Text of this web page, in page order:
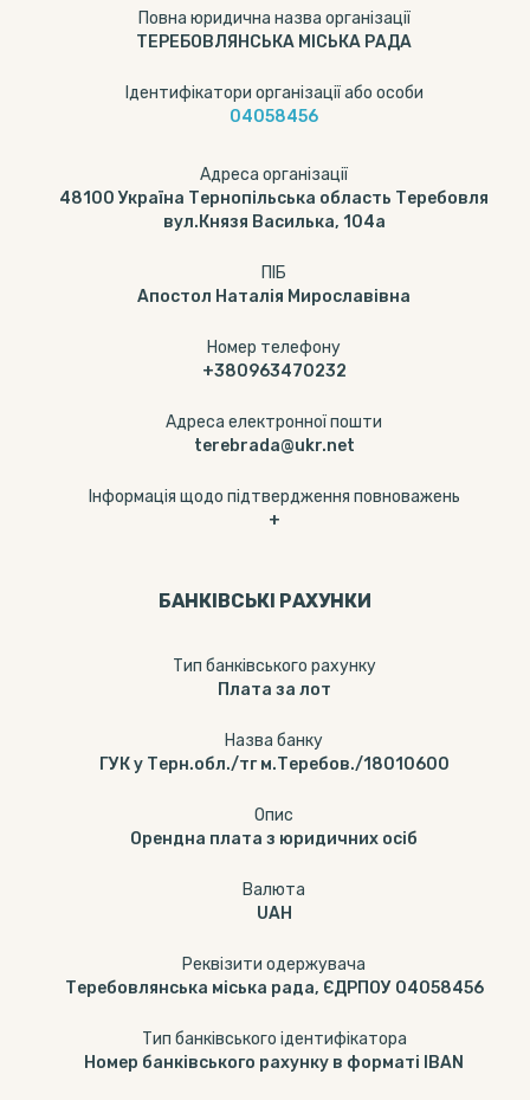
Повна юридична назва організації
ТЕРЕБОВЛЯНСЬКА МІСЬКА РАДА
Ідентифікатори організації або особи
04058456
Адреса організації
48100 Україна Тернопільська область Теребовля
вул.Князя Василька, 104а
ПІБ
Апостол Наталія Мирославівна
Номер телефону
+380963470232
Адреса електронної пошти
terebrada@ukr.net
Інформація щодо підтвердження повноважень
+
БАНКІВСЬКІ РАХУНКИ
Тип банкiвського рахунку
Плата за лот
Назва банку
ГУК у Терн.обл./тг м.Теребов./18010600
Опис
Орендна плата з юридичних осіб
Валюта
UAH
Реквізити одержувача
Теребовлянська міська рада, ЄДРПОУ 04058456
Тип банківського ідентифікатора
Номер банківського рахунку в форматі IBAN